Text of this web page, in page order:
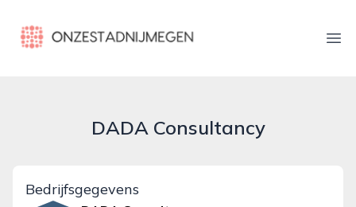
onzestadnijmegen.nl
DADA Consultancy
Bedrijfsgegevens